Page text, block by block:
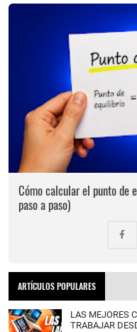
Cómo calcular el punto de
paso a paso)
ARTÍCULOS POPULARES
LAS MEJORES
TRABAJAR